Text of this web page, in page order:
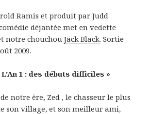
Ramis et produit par Judd
déjantée met en vedette
notre chouchouJack Black. Sortie
2009.
1 : des débuts difficiles »
notre ère, Zed , le chasseur le plus
son village, et son meilleur ami,